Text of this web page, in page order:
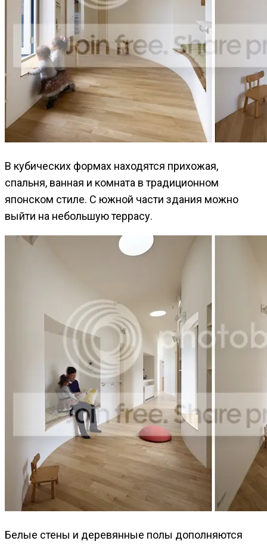
В кубических формах находятся прихожая,
спальня, ванная и комната в традиционном
японском стиле. С южной части здания можно
выйти на небольшую террасу.
Белые стены и деревянные полы дополняются